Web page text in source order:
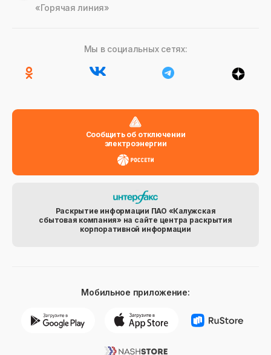
«Горячая линия»
Мы в социальных сетях:
Сообщить об отключении
электроэнергии
Раскрытие информации ПАО «Калужская
сбытовая компания» на сайте центра раскрытия
корпоративной информации
Мобильное приложение: